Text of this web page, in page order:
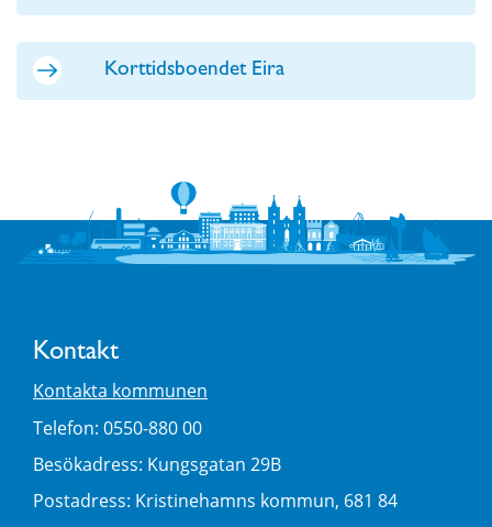
Korttidsboendet Eira
Kontakt
Kontakta kommunen
Telefon: 0550-880 00
Besökadress: Kungsgatan 29B
Postadress: Kristinehamns kommun, 681 84